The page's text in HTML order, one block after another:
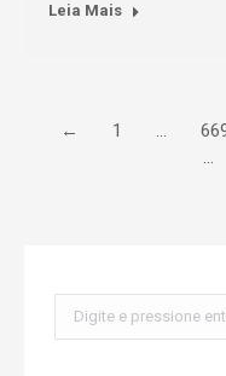
Leia Mais
← 1 …
…